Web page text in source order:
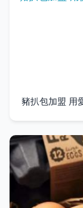
豬扒包加盟 用